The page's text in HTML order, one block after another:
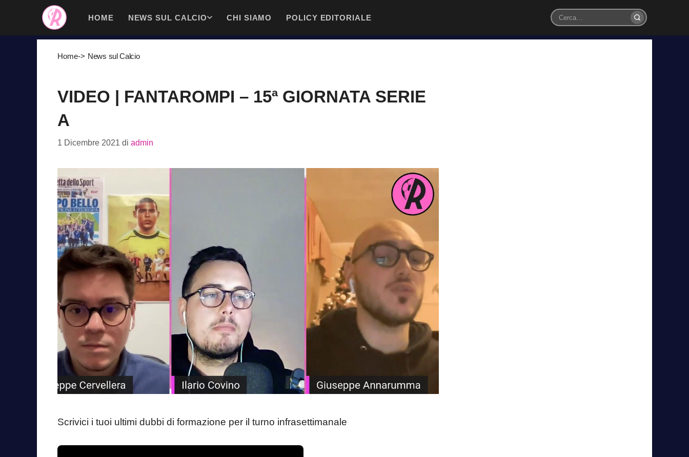
contenuto
HOME NEWS SUL CALCIO CHI SIAMO POLICY EDITORIALE
Cerca
Home-> News sul Calcio
VIDEO | FANTAROMPI – 15ª GIORNATA SERIE
A
1 Dicembre 2021 di admin
Scrivici i tuoi ultimi dubbi di formazione per il turno infrasettimanale